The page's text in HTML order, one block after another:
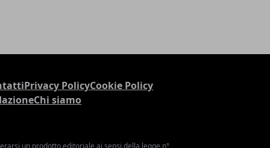
Privacy PolicyCookie Policy
Chi siamo